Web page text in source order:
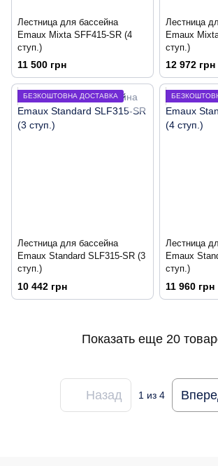
Лестница для бассейна
Emaux Mixta SFF415-SR (4
ступ.)
11 500 грн
Лестница
Emaux
ступ.)
12 972 грн
БЕЗКОШТОВНА ДОСТАВКА
Лестница для бассейна
Emaux Standard SLF315-SR (3
ступ.)
10 442 грн
Лестница
Emaux
ступ.)
11 960 грн
Показать еще 20
Назад 1 из 4